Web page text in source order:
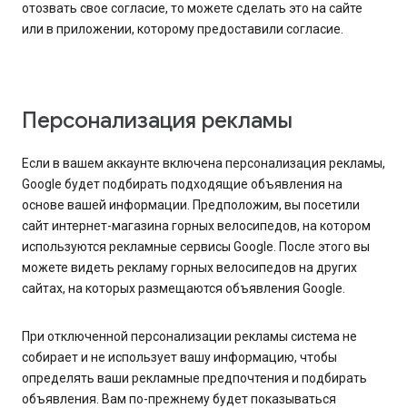
отозвать свое согласие, то можете сделать это на сайте
или в приложении, которому предоставили согласие.
Персонализация рекламы
Если в вашем аккаунте включена персонализация рекламы,
Google будет подбирать подходящие объявления на
основе вашей информации. Предположим, вы посетили
сайт интернет-магазина горных велосипедов, на котором
используются рекламные сервисы Google. После этого вы
можете видеть рекламу горных велосипедов на других
сайтах, на которых размещаются объявления Google.
При отключенной персонализации рекламы система не
собирает и не использует вашу информацию, чтобы
определять ваши рекламные предпочтения и подбирать
объявления. Вам по-прежнему будет показываться